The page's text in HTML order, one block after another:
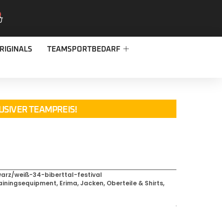
TEAMSPORTBEDARF
TEAMPREIS!
weiß-34-biberttal-festival
, Erima,Jacken, Oberteile & Shirts,